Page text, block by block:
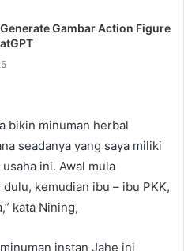
Gambar Action Figure
bikin minuman herbal
seadanya yang saya miliki
ini. Awal mula
kemudian ibu – ibu PKK,
kata Nining,
instan Jahe ini